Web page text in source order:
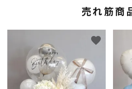
売れ筋商
favorite